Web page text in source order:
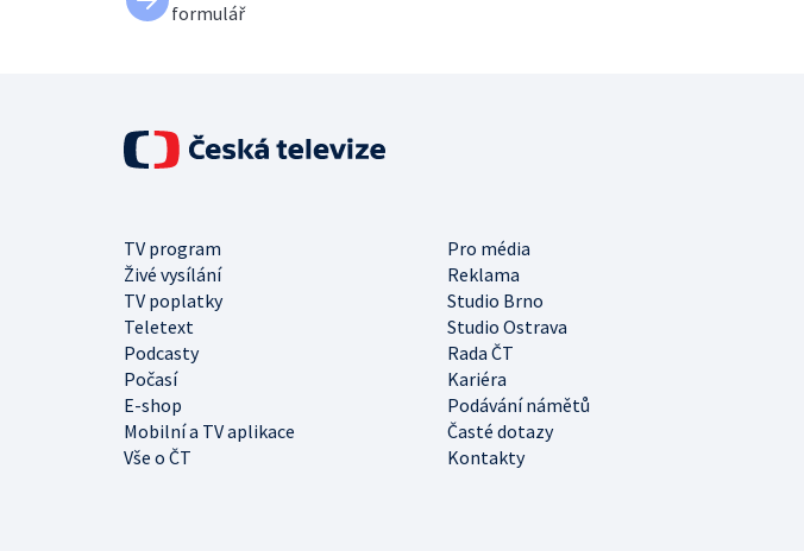
formulář
TV program
Pro média
Živé vysílání
Reklama
TV poplatky
Studio Brno
Teletext
Studio Ostrava
Podcasty
Rada ČT
Počasí
Kariéra
E-shop
Podávání námětů
Mobilní a TV aplikace
Časté dotazy
Vše o ČT
Kontakty